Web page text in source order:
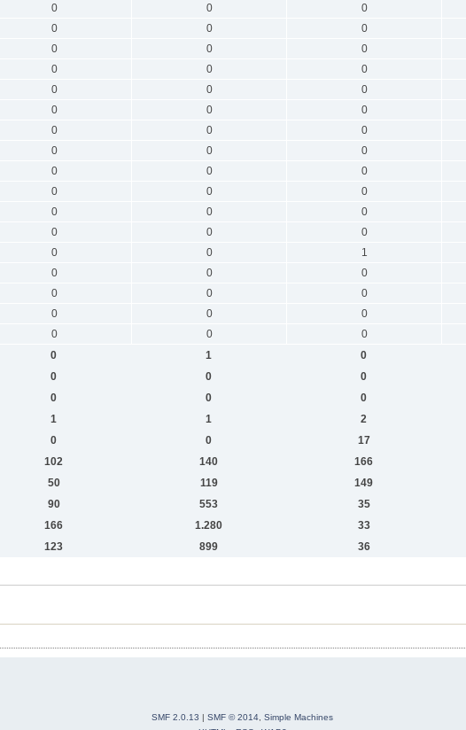
0 0 0
0 0 0
0 0 0
0 0 0
0 0 0
0 0 0
0 0 0
0 0 0
0 0 0
0 0 0
0 0 0
0 0 0
0 0 1
0 0 0
0 0 0
0 0 0
0 0 0
0 1 0
0 0 0
0 0 0
1 1 2
0 0 17
102 140 166
50 119 149
90 553 35
166 1.280 33
123 899 36
SMF 2.0.13 | SMF © 2014 Simple Machines